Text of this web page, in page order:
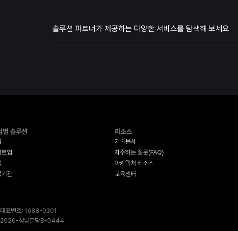
솔루션 파트너가 제공하는 다양한 서비스를 탐색해 보세요
별 솔루션
업
기관
리소스
기술문서
자주하는 질문(FAQ)
아키텍처 리소스
교육센터
대표번호: 1688-0301
2020-성남분당B-0444